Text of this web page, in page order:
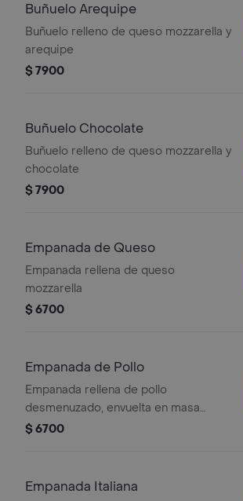
Buñuelo Arequipe
Buñuelo relleno de queso mozzarella y
arequipe
$ 7900
Buñuelo Chocolate
Buñuelo relleno de queso mozzarella y
chocolate
$ 7900
Empanada de Queso
Empanada rellena de queso
mozzarella
$ 6700
Empanada de Pollo
Empanada rellena de pollo
desmenuzado, envuelta en masa
dorada.
$ 6700
Empanada Italiana